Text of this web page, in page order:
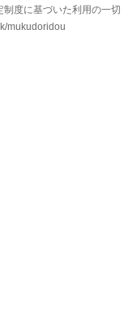
度に基づいた利用の一切
mukudoridou